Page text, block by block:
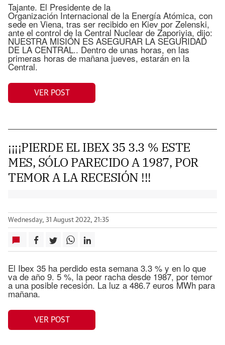
Tajante. El Presidente de la
Organización Internacional de la Energía Atómica, con
sede en Viena, tras ser recibido en Kiev por Zelenski,
ante el control de la Central Nuclear de Zaporiyia, dijo:
NUESTRA MISIÓN ES ASEGURAR LA SEGURIDAD
DE LA CENTRAL.. Dentro de unas horas, en las
primeras horas de mañana jueves, estarán en la
Central.
VER POST
¡¡¡¡PIERDE EL IBEX 35 3.3 % ESTE
MES, SÓLO PARECIDO A 1987, POR
TEMOR A LA RECESIÓN !!!
Wednesday, 31 August 2022, 21:35
El Ibex 35 ha perdido esta semana 3.3 % y en lo que
va de año 9. 5 %, la peor racha desde 1987, por temor
a una posible recesión. La luz a 486.7 euros MWh para
mañana.
VER POST